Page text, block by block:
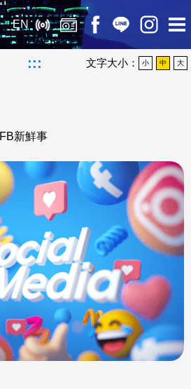
EN
::: 文字大小： 小 中 大
FB新鮮事